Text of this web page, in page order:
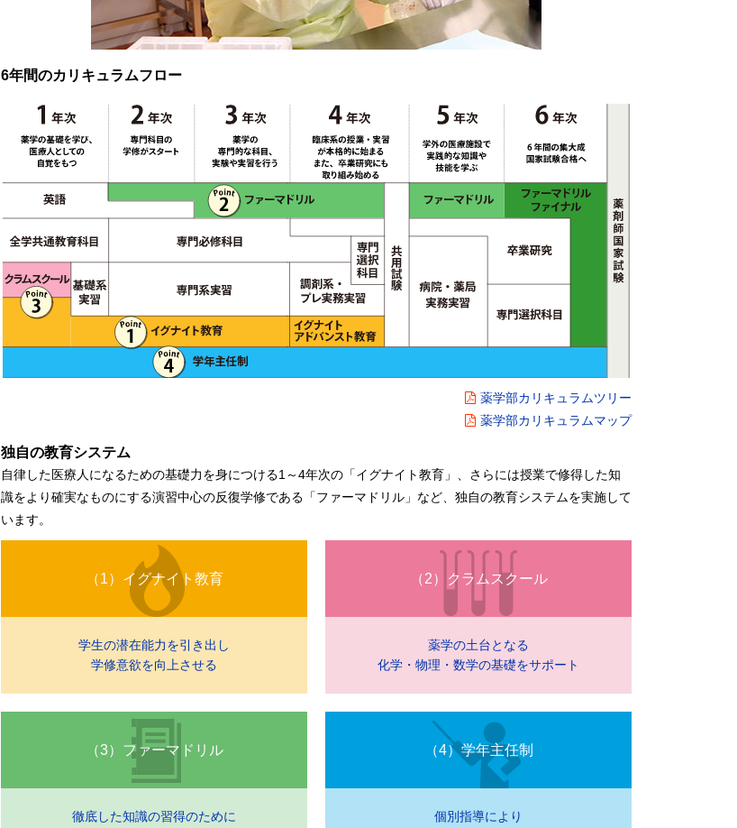
6年間のカリキュラムフロー
薬学部カリキュラムツリー
薬学部カリキュラムマップ
独自の教育システム
自律した医療人になるための基礎力を身につける1～4年次の「イグナイト教育」、さらには授業で修得した知
識をより確実なものにする演習中心の反復学修である「ファーマドリル」など、独自の教育システムを実施して
います。
（1）イグナイト教育
学生の潜在能力を引き出し
学修意欲を向上させる
（2）クラムスクール
薬学の土台となる
化学・物理・数学の基礎をサポート
（3）ファーマドリル
徹底した知識の習得のために
（4）学年主任制
個別指導により